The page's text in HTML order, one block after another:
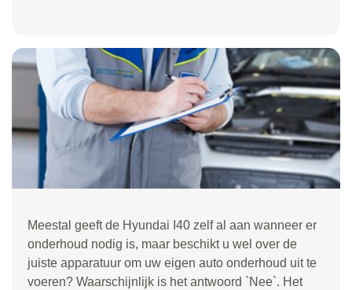
Meestal geeft de Hyundai I40 zelf al aan wanneer er
onderhoud nodig is, maar beschikt u wel over de
juiste apparatuur om uw eigen auto onderhoud uit te
voeren? Waarschijnlijk is het antwoord `Nee`. Het